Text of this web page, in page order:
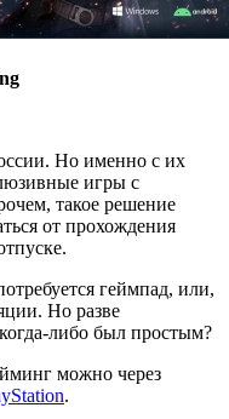
Но именно с их
игры с
такое решение
от прохождения
геймпад, или,
Но разве
либо был простым?
можно через
.